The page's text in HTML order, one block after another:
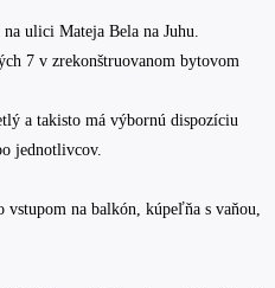
ulici Mateja Bela na Juhu.
7 v zrekonštruovanom bytovom
a takisto má výbornú dispozíciu
jednotlivcov.
vstupom na balkón, kúpeľňa s vaňou,